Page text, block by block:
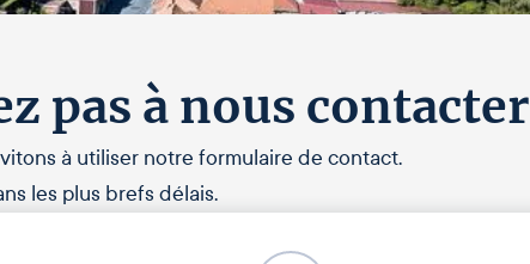
pas à nous contacter
à utiliser notre formulaire de contact.
les plus brefs délais.